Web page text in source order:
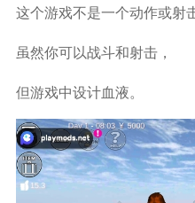
这个游戏不是一个动作或射
虽然你可以战斗和射击，
但游戏中设计血液。